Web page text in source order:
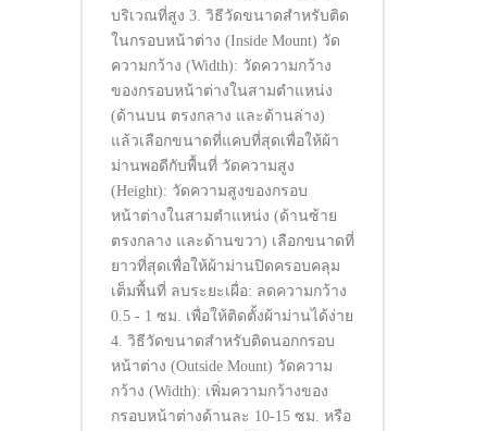
บริเวณที่สูง 3. วิธีวัดขนาดสำหรับติด
ในกรอบหน้าต่าง (Inside Mount) วัด
ความกว้าง (Width): วัดความกว้าง
ของกรอบหน้าต่างในสามตำแหน่ง
(ด้านบน ตรงกลาง และด้านล่าง)
แล้วเลือกขนาดที่แคบที่สุดเพื่อให้ผ้า
ม่านพอดีกับพื้นที่ วัดความสูง
(Height): วัดความสูงของกรอบ
หน้าต่างในสามตำแหน่ง (ด้านซ้าย
ตรงกลาง และด้านขวา) เลือกขนาดที่
ยาวที่สุดเพื่อให้ผ้าม่านปิดครอบคลุม
เต็มพื้นที่ ลบระยะเผื่อ: ลดความกว้าง
0.5 - 1 ซม. เพื่อให้ติดตั้งผ้าม่านได้ง่าย
4. วิธีวัดขนาดสำหรับติดนอกกรอบ
หน้าต่าง (Outside Mount) วัดความ
กว้าง (Width): เพิ่มความกว้างของ
กรอบหน้าต่างด้านละ 10-15 ซม. หรือ